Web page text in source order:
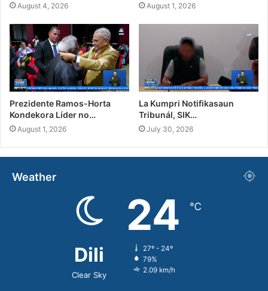
August 4, 2026 August 1, 2026
Prezidente Ramos-Horta
Kondekora Líder no…
August 1, 2026
La Kumpri Notifikasaun
Tribunál, SIK…
July 30, 2026
Weather
Dili
Clear Sky
24 ℃
27º - 24º
79%
2.09 km/h